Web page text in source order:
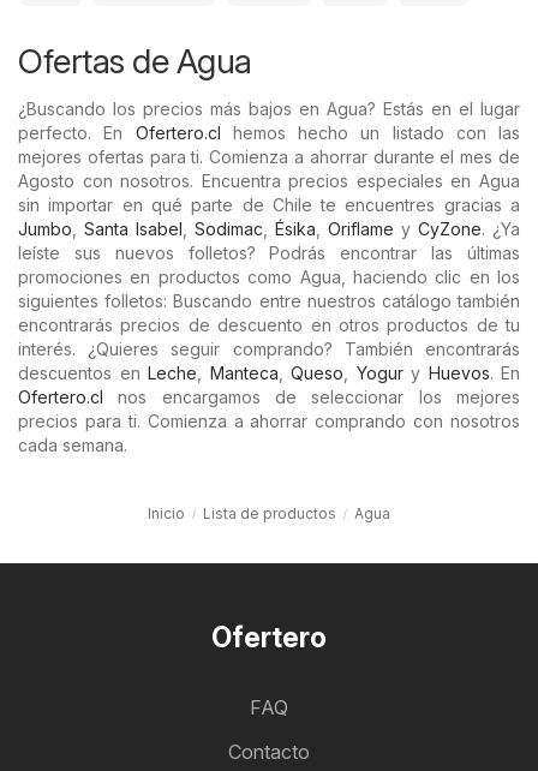
Ofertas de Agua
¿Buscando los precios más bajos en Agua? Estás en el lugar
perfecto. En Ofertero.cl hemos hecho un listado con las
mejores ofertas para ti. Comienza a ahorrar durante el mes de
Agosto con nosotros. Encuentra precios especiales en Agua
sin importar en qué parte de Chile te encuentres gracias a
Jumbo
Santa Isabel Sodimac Ésika Oriflame y CyZone. ¿Ya
leíste sus nuevos folletos? Podrás encontrar las últimas
promociones en productos como Agua, haciendo clic en los
siguientes folletos: Buscando entre nuestros catálogo también
encontrarás precios de descuento en otros productos de tu
interés. ¿Quieres seguir comprando? También encontrarás
descuentos en Leche Manteca Queso Yogury Huevos. En
Ofertero.cl nos encargamos de seleccionar los mejores
precios para ti. Comienza a ahorrar comprando con nosotros
cada semana.
Inicio Lista de productos Agua
Ofertero
FAQ
Contacto